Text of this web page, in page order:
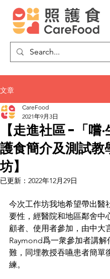
文章
【走進社區 -「嚐
護食簡介及測試教
坊】
CareFood
2021年9月3日
已更新： 2022年12月29日
今次工作坊我地希望帶出醫
要性，經醫院和地區鄰舍中
顧者、使用者參加，由中大
Raymond爲一衆參加者講解
難，同埋教授吞嚥患者簡單
練。